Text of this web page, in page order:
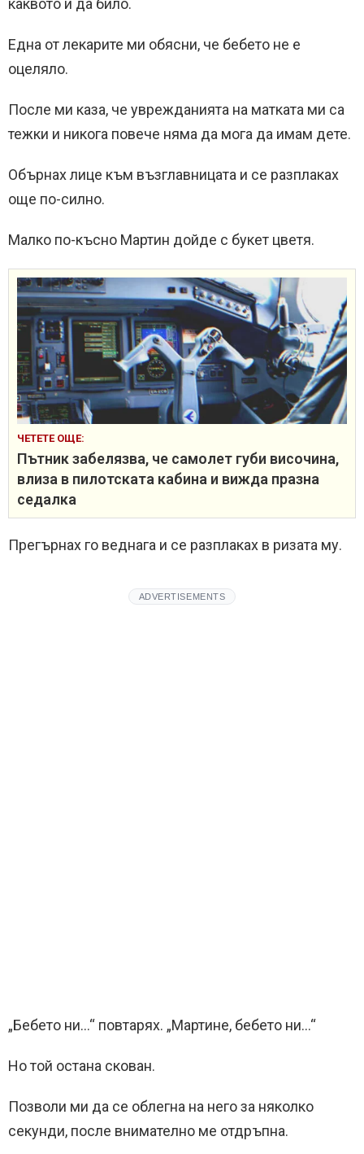
каквото и да било.
Една от лекарите ми обясни, че бебето не е
оцеляло.
После ми каза, че уврежданията на матката ми са
тежки и никога повече няма да мога да имам дете.
Обърнах лице към възглавницата и се разплаках
още по-силно.
Малко по-късно Мартин дойде с букет цветя.
ЧЕТЕТЕ ОЩЕ:
Пътник забелязва, че самолет губи височина,
влиза в пилотската кабина и вижда празна
седалка
Прегърнах го веднага и се разплаках в ризата му.
ADVERTISEMENTS
„Бебето ни…“ повтарях. „Мартине, бебето ни…“
Но той остана скован.
Позволи ми да се облегна на него за няколко
секунди, после внимателно ме отдръпна.